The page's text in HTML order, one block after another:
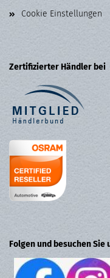
Cookie Einstellungen
Zertifizierter Händler bei
Folgen und besuchen Sie